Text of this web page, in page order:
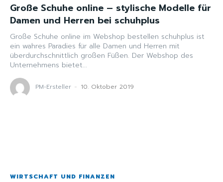
Große Schuhe online – stylische Modelle für
Damen und Herren bei schuhplus
Große Schuhe online im Webshop bestellen schuhplus ist
ein wahres Paradies für alle Damen und Herren mit
überdurchschnittlich großen Füßen. Der Webshop des
Unternehmens bietet...
PM-Ersteller - 10. Oktober 2019
WIRTSCHAFT UND FINANZEN